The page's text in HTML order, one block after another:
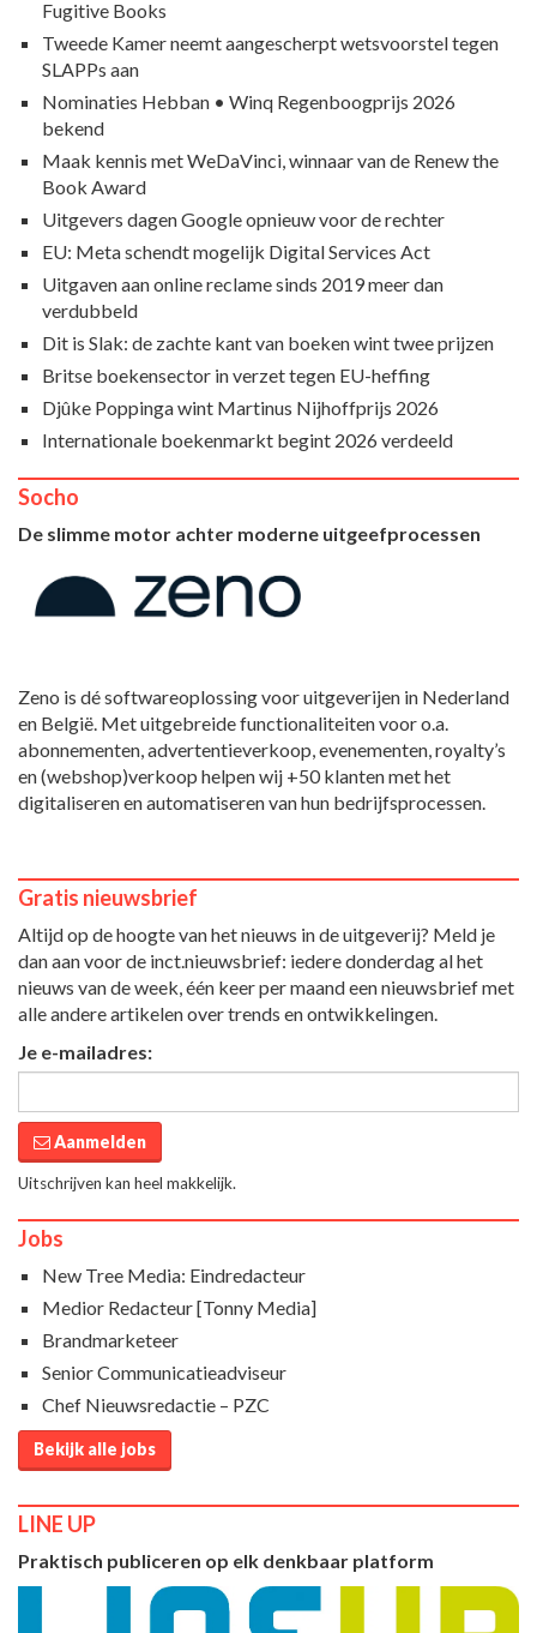
Fugitive Books
Tweede Kamer neemt aangescherpt wetsvoorstel tegen
SLAPPs aan
Nominaties Hebban • Winq Regenboogprijs 2026
bekend
Maak kennis met WeDaVinci, winnaar van de Renew the
Book Award
Uitgevers dagen Google opnieuw voor de rechter
EU: Meta schendt mogelijk Digital Services Act
Uitgaven aan online reclame sinds 2019 meer dan
verdubbeld
Dit is Slak: de zachte kant van boeken wint twee prijzen
Britse boekensector in verzet tegen EU-heffing
Djûke Poppinga wint Martinus Nijhoffprijs 2026
Internationale boekenmarkt begint 2026 verdeeld
Socho
De slimme motor achter moderne uitgeefprocessen
Zeno is dé softwareoplossing voor uitgeverijen in Nederland
en België. Met uitgebreide functionaliteiten voor o.a.
abonnementen, advertentieverkoop, evenementen, royalty’s
en (webshop)verkoop helpen wij +50 klanten met het
digitaliseren en automatiseren van hun bedrijfsprocessen.
Gratis nieuwsbrief
Altijd op de hoogte van het nieuws in de uitgeverij? Meld je
dan aan voor de inct.nieuwsbrief: iedere donderdag al het
nieuws van de week, één keer per maand een nieuwsbrief met
alle andere artikelen over trends en ontwikkelingen.
Je e-mailadres:
Aanmelden
Uitschrijven kan heel makkelijk.
Jobs
New Tree Media: Eindredacteur
Medior Redacteur [Tonny Media]
Brandmarketeer
Senior Communicatieadviseur
Chef Nieuwsredactie – PZC
Bekijk alle jobs
LINE UP
Praktisch publiceren op elk denkbaar platform